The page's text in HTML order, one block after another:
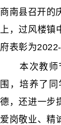
商南县召开的
上，过风楼镇
府表彰为
本次教师节
围，培养了
德，还进一步
爱岗敬业、精